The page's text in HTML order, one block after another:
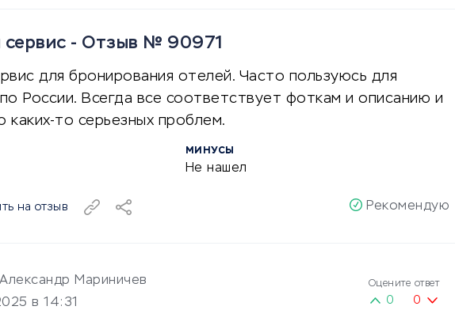
сервис - Отзыв № 90971
для бронирования отелей. Часто пользуюсь для
России. Всегда все соответствует фоткам и описанию и
каких-то серьезных проблем.
МИНУСЫ
Не нашел
на отзыв Рекомендую
Александр Мариничев
в 14:31
Оцените ответ
0 0